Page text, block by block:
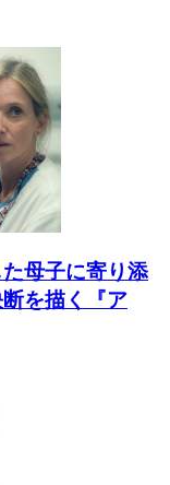
た母子に寄り添
を描く『ア